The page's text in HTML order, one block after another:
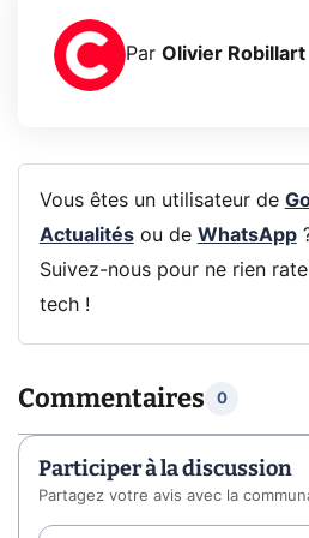
Par Olivier Robillart
Vous êtes un utilisateur de
Actualitésou de WhatsApp
Suivez-nous pour ne rien
tech !
Commentaires 0
Participer à la discussion
Partagez votre avis avec la